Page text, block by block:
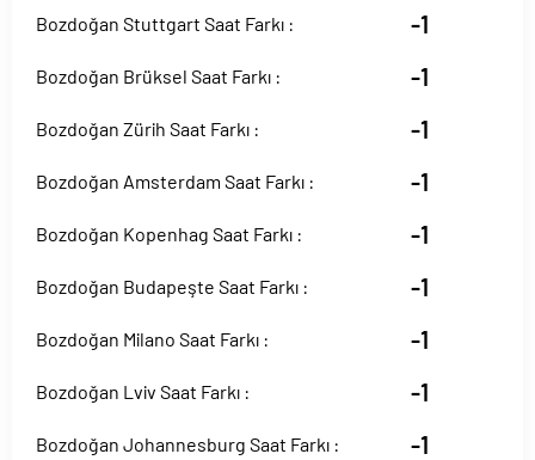
Bozdoğan Stuttgart Saat Farkı : -1
Bozdoğan Brüksel Saat Farkı : -1
Bozdoğan Zürih Saat Farkı : -1
Bozdoğan Amsterdam Saat Farkı : -1
Bozdoğan Kopenhag Saat Farkı : -1
Bozdoğan Budapeşte Saat Farkı : -1
Bozdoğan Milano Saat Farkı : -1
Bozdoğan Lviv Saat Farkı : -1
Bozdoğan Johannesburg Saat Farkı : -1